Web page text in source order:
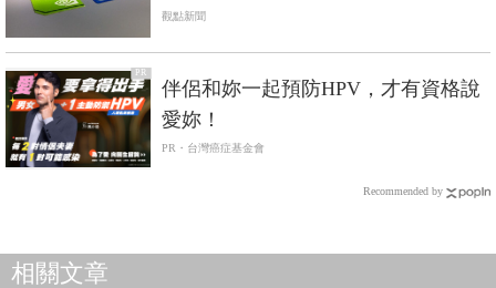
觀點新聞
PR
伴侶和妳一起預防HPV，才有資格說
愛妳！
PR・台灣癌症基金會
Recommended by
相關文章